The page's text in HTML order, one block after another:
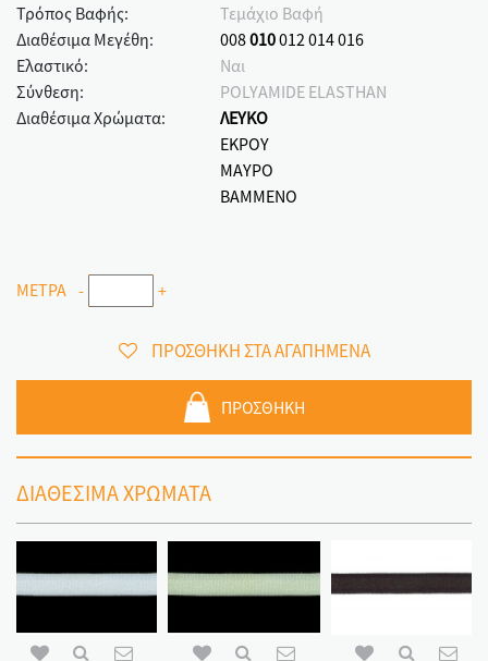
Τρόπος Βαφής:
Τεμάχιο Βαφή
Διαθέσιμα Μεγέθη:
008010012 014016
Ελαστικό:
Ναι
Σύνθεση:
POLYAMIDE ELASTHAN
Διαθέσιμα Χρώματα:
ΛΕΥΚΟ
ΕΚΡΟΥ
ΜΑΥΡΟ
ΒΑΜΜΕΝΟ
ΜΕΤΡΑ - +
ΠΡΟΣΘΗΚΗ ΣΤΑ ΑΓΑΠΗΜΕΝΑ
ΠΡΟΣΘΗΚΗ
ΔΙΑΘΕΣΙΜΑ ΧΡΩΜΑΤΑ